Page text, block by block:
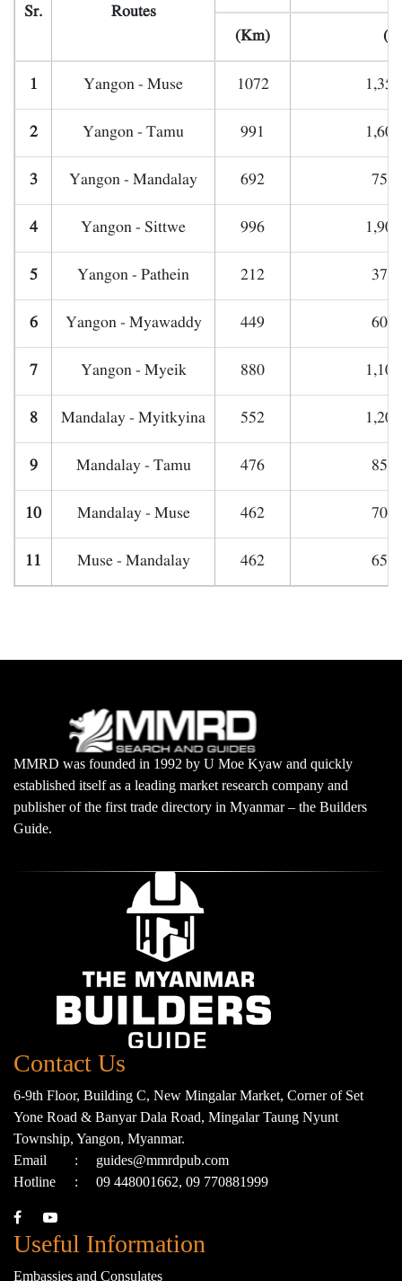
Sr. Routes
(Km)
1 Yangon - Muse 1072
2 Yangon - Tamu 991
3 Yangon - Mandalay 692
4 Yangon - Sittwe 996
5 Yangon - Pathein 212
6 Yangon - Myawaddy 449
7 Yangon - Myeik 880
8 Mandalay - Myitkyina 552
9 Mandalay - Tamu 476
10 Mandalay - Muse 462
11 Muse - Mandalay 462
MMRD was founded in 1992 by U Moe Kyaw and quickly
established itself as a leading market research company and
publisher of the first trade directory in Myanmar – the Builders
Guide.
Contact Us
6-9th Floor, Building C, New Mingalar Market, Corner of Set
Yone Road & Banyar Dala Road, Mingalar Taung Nyunt
Township, Yangon, Myanmar.
Email
:
guides@mmrdpub.com
Hotline
: 09 448001662, 09 770881999
Useful Information
Embassies and Consulates